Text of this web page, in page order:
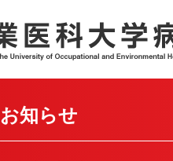
お知らせ